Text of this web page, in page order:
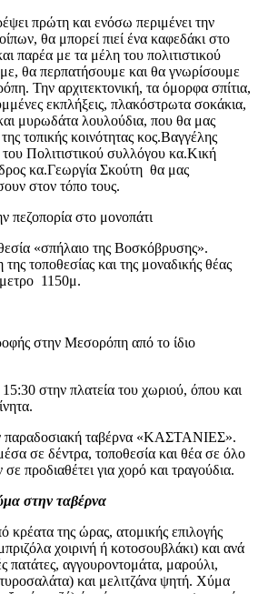
πρώτη και ενόσω περιμένει την
θα μπορεί πιεί ένα καφεδάκι στο
παρέα με τα μέλη του πολιτιστικού
θα περπατήσουμε και θα γνωρίσουμε
Την αρχιτεκτονική, τα όμορφα σπίτια,
εκπλήξεις, πλακόστρωτα σοκάκια,
μυρωδάτα λουλούδια, που θα μας
τοπικής κοινότητας κος.Βαγγέλης
Πολιτιστικού συλλόγου κα.Κική
κα.Γεωργία Σκούτη θα μας
στον τόπο τους.
πεζοπορία στο μονοπάτι
«σπήλαιο της Βοσκόβρυσης».
τοποθεσίας και της μοναδικής θέας
1150μ.
στην Μεσορόπη από το ίδιο
στην πλατεία του χωριού, όπου και
παραδοσιακή ταβέρνα «ΚΑΣΤΑΝΙΕΣ».
σε δέντρα, τοποθεσία και θέα σε όλο
προδιαθέτει για χορό και τραγούδια.
στην ταβέρνα
κρέατα της ώρας, ατομικής επιλογής
χοιρινή ή κοτοσουβλάκι) και ανά
πατάτες, αγγουροντομάτα, μαρούλι,
και μελιτζάνα ψητή. Χύμα